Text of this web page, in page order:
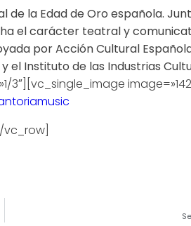
la Edad de Oro española.
el carácter teatral y
por Acción Cultural
el Instituto de las Industrias